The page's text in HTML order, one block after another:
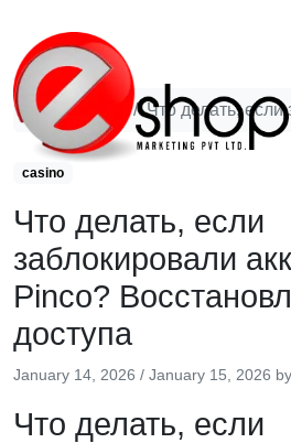
casino Что делать, если
casino
Что делать, если
заблокировали
Pinco?
доступа
January 14, 2026 / January 15, 2026 by
Что делать, если